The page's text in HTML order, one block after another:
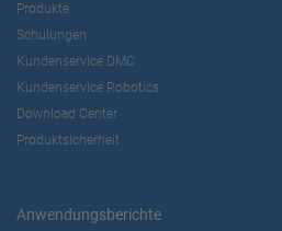
Produkte
Schulungen
Kundenservice DMC
Kundenservice Robotics
Download Center
Produktsicherheit
Anwendungsberichte